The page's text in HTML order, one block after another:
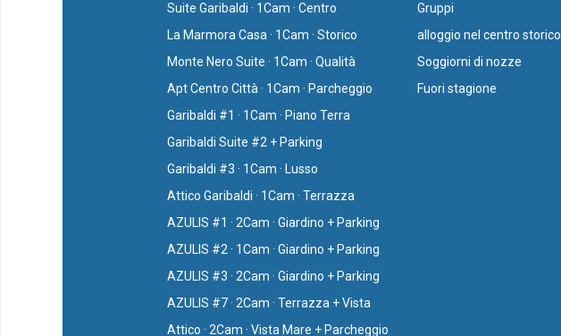
Suite Garibaldi · 1Cam · Centro
La Marmora Casa · 1Cam · Storico
Monte Nero Suite · 1Cam · Qualità
Apt Centro Città · 1Cam · Parcheggio
Garibaldi #1 · 1Cam · Piano Terra
Garibaldi Suite #2 + Parking
Garibaldi #3 · 1Cam · Lusso
Attico Garibaldi · 1Cam · Terrazza
AZULIS #1 · 2Cam · Giardino + Parking
AZULIS #2 · 1Cam · Giardino + Parking
AZULIS #3 · 2Cam · Giardino + Parking
AZULIS #7 · 2Cam · Terrazza + Vista
Attico · 2Cam · Vista Mare + Parcheggio
Gruppi
⁠alloggio nel centro storico
Soggiorni di nozze
Fuori stagione